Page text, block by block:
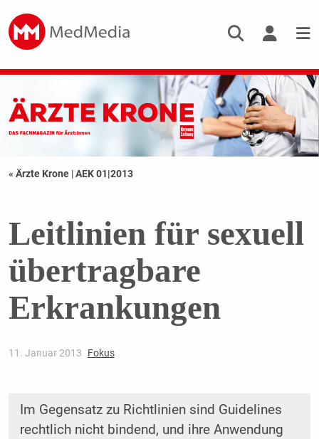
« Ärzte Krone |AEK 01|2013
Leitlinien für sexuell
übertragbare
Erkrankungen
11. Januar 2013 Fokus
Im Gegensatz zu Richtlinien sind Guidelines
rechtlich nicht bindend, und ihre Anwendung